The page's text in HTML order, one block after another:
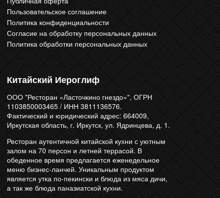
Пользовательское соглашение
Политика конфиденциальности
Согласие на обработку персональных данных
Политика обработки персональных данных
Китайский Иероглиф
ООО "Ресторан «Ласточкино гнездо»", ОГРН
1103850003465 / ИНН 3811136576.
Фактический и юридический адрес: 664009,
Иркутская область, г. Иркутск, ул. Ядринцева, д. 1.
Ресторан аутентичной китайской кухни с уютным
залом на 70 персон и летней террасой. В
обеденное время предлагается еженедельное
меню бизнес-ланчей. Уникальным продуктом
является утка по-пекински и блюда из мяса дичи,
а так же блюда паназиатской кухни.